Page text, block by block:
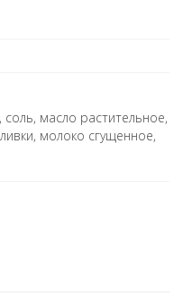
масло растительное,
молоко сгущенное,